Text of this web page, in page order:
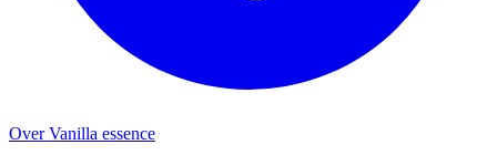
Over Vanilla essence